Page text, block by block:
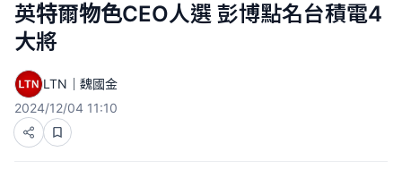
英特爾物色CEO人選 彭博點名台積電4
大將
LTN｜魏國金
2024/12/04 11:10